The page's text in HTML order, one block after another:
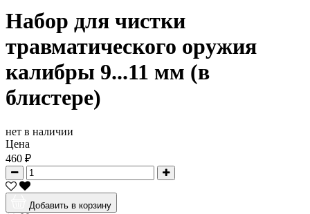
Набор для чистки
травматического оружия
калибры 9...11 мм (в
блистере)
нет в наличии
Цена
460 ₽
Добавить в корзину